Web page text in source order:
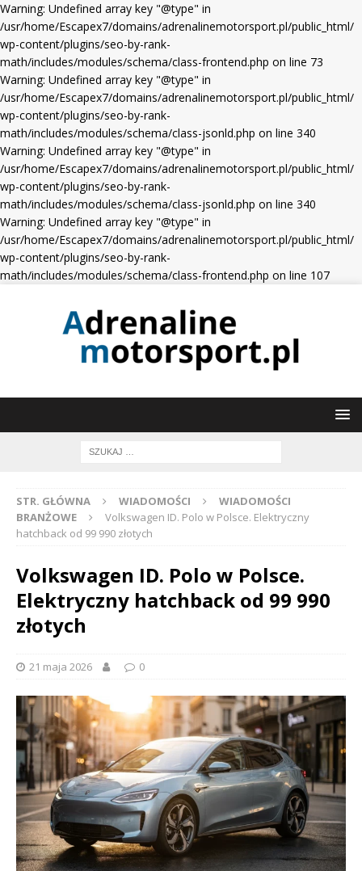
Warning: Undefined array key "@type" in
/usr/home/Escapex7/domains/adrenalinemotorsport.pl/public_html/
wp-content/plugins/seo-by-rank-
math/includes/modules/schema/class-frontend.php on line 73
Warning: Undefined array key "@type" in
/usr/home/Escapex7/domains/adrenalinemotorsport.pl/public_html/
wp-content/plugins/seo-by-rank-
math/includes/modules/schema/class-jsonld.php on line 340
Warning: Undefined array key "@type" in
/usr/home/Escapex7/domains/adrenalinemotorsport.pl/public_html/
wp-content/plugins/seo-by-rank-
math/includes/modules/schema/class-jsonld.php on line 340
Warning: Undefined array key "@type" in
/usr/home/Escapex7/domains/adrenalinemotorsport.pl/public_html/
wp-content/plugins/seo-by-rank-
math/includes/modules/schema/class-frontend.php on line 107
STR. GŁÓWNA WIADOMOŚCI
WIADOMOŚCI
BRANŻOWE
Volkswagen ID. Polo w Polsce. Elektryczny
hatchback od 99 990 złotych
Volkswagen ID. Polo w Polsce.
Elektryczny hatchback od 99 990
złotych
21 maja 2026 0